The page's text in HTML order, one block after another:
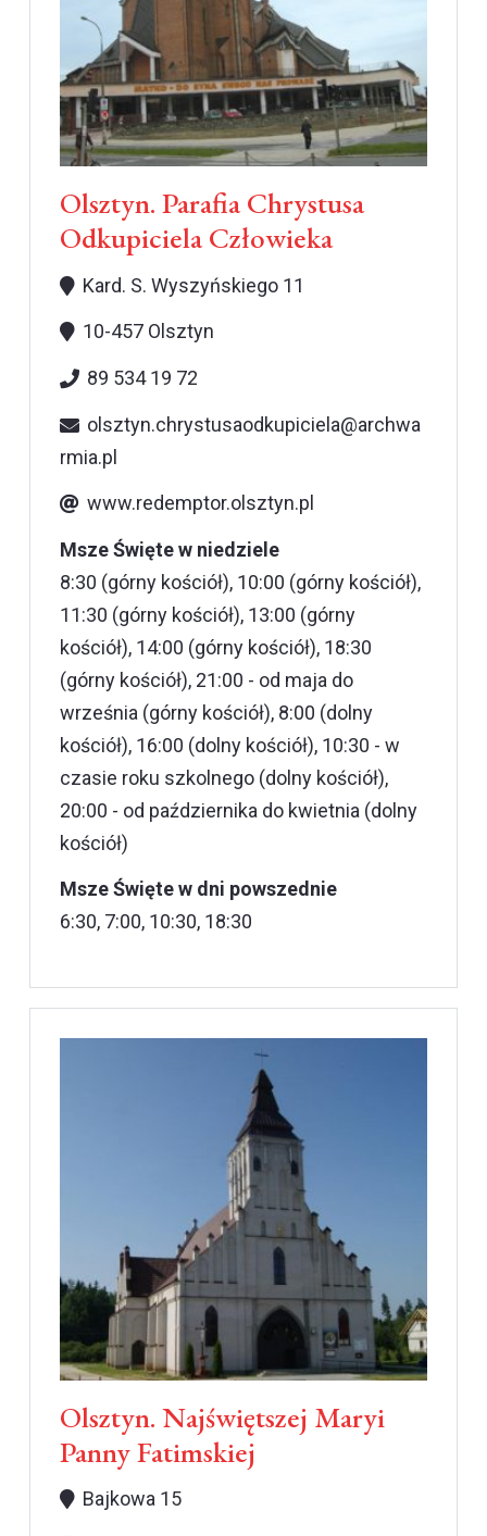
Olsztyn. Parafia Chrystusa
Odkupiciela Człowieka
Kard. S. Wyszyńskiego 11
10-457 Olsztyn
89 534 19 72
olsztyn.chrystusaodkupiciela@archwa
rmia.pl
www.redemptor.olsztyn.pl
Msze Święte w niedziele
8:30 (górny kościół), 10:00 (górny kościół),
11:30 (górny kościół), 13:00 (górny
kościół), 14:00 (górny kościół), 18:30
(górny kościół), 21:00 - od maja do
września (górny kościół), 8:00 (dolny
kościół), 16:00 (dolny kościół), 10:30 - w
czasie roku szkolnego (dolny kościół),
20:00 - od października do kwietnia (dolny
kościół)
Msze Święte w dni powszednie
6:30, 7:00, 10:30, 18:30
Olsztyn. Najświętszej Maryi
Panny Fatimskiej
Bajkowa 15